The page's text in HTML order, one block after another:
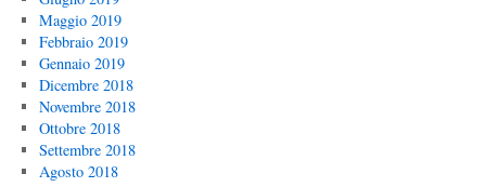
Maggio 2019
Febbraio 2019
Gennaio 2019
Dicembre 2018
Novembre 2018
Ottobre 2018
Settembre 2018
Agosto 2018